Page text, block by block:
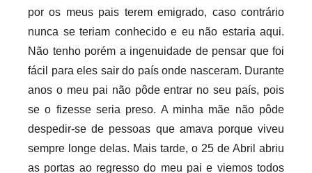
por os meus pais terem emigrado, caso contrário
nunca se teriam conhecido e eu não estaria aqui.
Não tenho porém a ingenuidade de pensar que foi
fácil para eles sair do país onde nasceram. Durante
anos o meu pai não pôde entrar no seu país, pois
se o fizesse seria preso. A minha mãe não pôde
despedir-se de pessoas que amava porque viveu
sempre longe delas. Mais tarde, o 25 de Abril abriu
as portas ao regresso do meu pai e viemos todos